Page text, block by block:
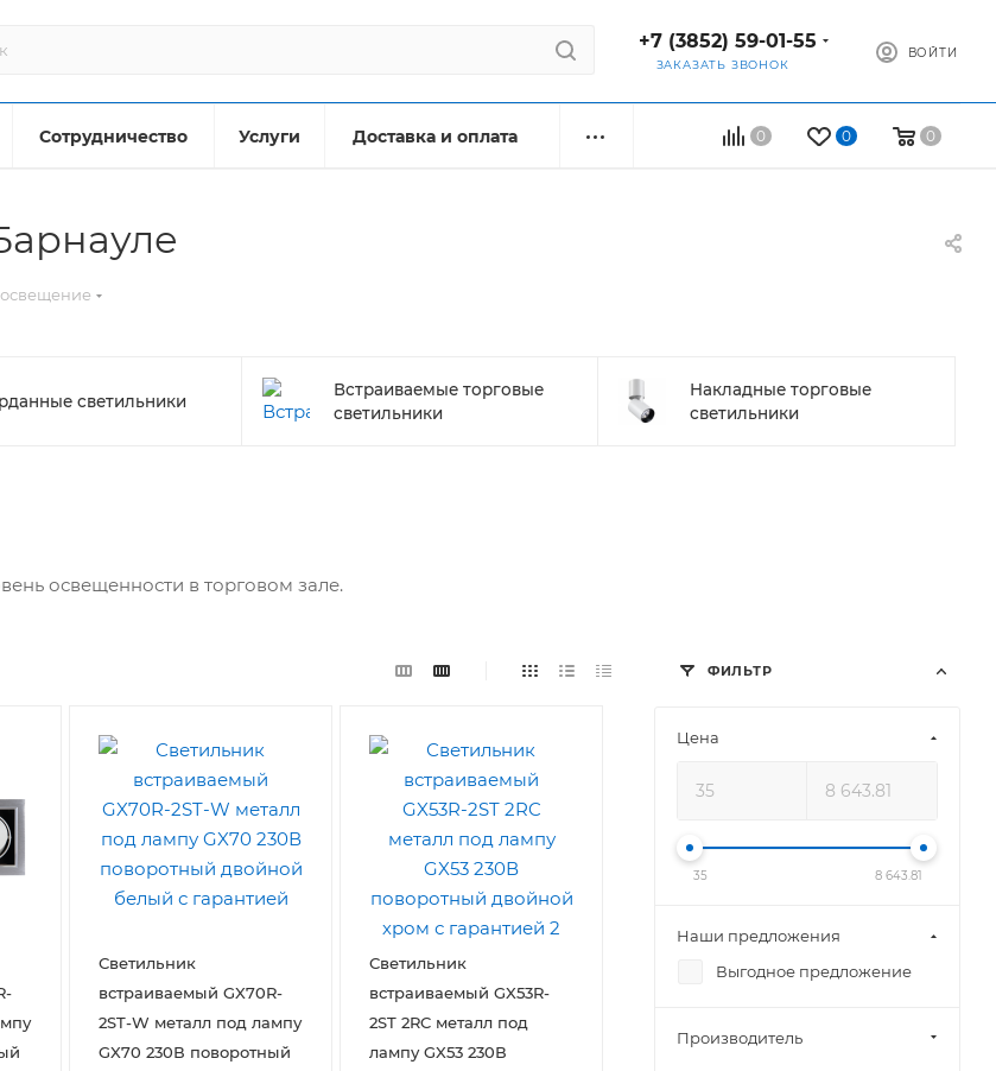
+7 (3852) 59-01-55
ЗАКАЗАТЬ ЗВОНОК
ВОЙТИ
0 0 0
Сотрудничество Услуги Доставка и оплата
светильники
Встраиваемые торговые
светильники
Накладные торговые
светильники
освещенности в торговом зале.
Светильник
встраиваемый GX70R-
2ST-W металл под лампу
GX70 230В поворотный
Светильник
встраиваемый GX53R-
2ST 2RC металл под
лампу GX53 230В
ФИЛЬТР
Цена
35 8 643.81
Наши предложения
Выгодное предложение
Производитель